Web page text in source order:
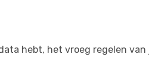
hebt, het vroeg regelen